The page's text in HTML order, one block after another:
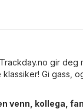
gir deg
Gi gass,
venn, kollega,